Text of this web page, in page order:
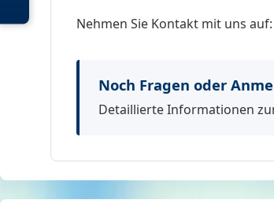
Nehmen Sie Kontakt mit uns auf:
Noch Fragen oder
Detaillierte Informationen